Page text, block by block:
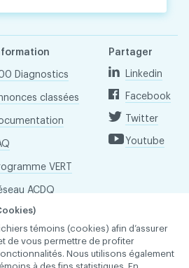
Diagnostics
classées
VERT
ACDQ
de presse
Partager
Linkedin
Facebook
Twitter
Youtube
témoins (cookies) afin d’assurer
de vous permettre de profiter
Nous utilisons également